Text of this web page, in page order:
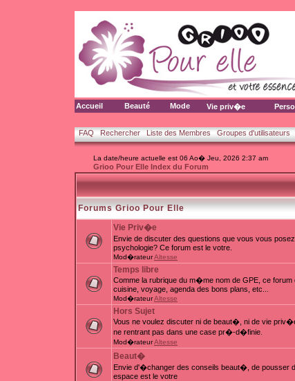
Accueil Beauté Mode Vie priv�e
FAQ Rechercher Liste des Membres Groupes d'utilisateurs
La date/heure actuelle est 06 Ao� Jeu, 2026 2:37 am
Grioo Pour Elle Index du Forum
Forums Grioo Pour Elle
Vie Priv�e
Envie de discuter des questions que vous vous
psychologie? Ce forum est le votre.
Mod�rateurAltesse
Temps libre
Comme la rubrique du m�me nom de GPE, ce
cuisine, voyage, agenda des bons plans, etc...
Mod�rateurAltesse
Hors Sujet
Vous ne voulez discuter ni de beaut�, ni de vie
ne rentrant pas dans une case pr�-d�finie.
Mod�rateurAltesse
Beaut�
Envie d'�changer des conseils beaut�, de pousser
espace est le votre